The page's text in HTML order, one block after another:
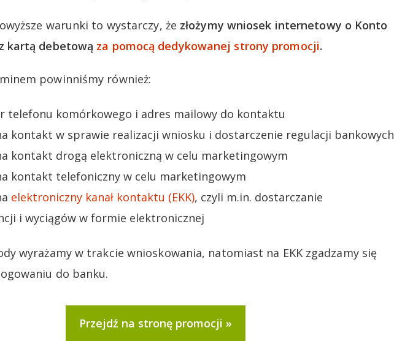
warunki to wystarczy, że złożymy wniosek internetowy o Konto
kartą debetową za pomocą dedykowanej strony promocji.
powinniśmy również:
telefonu komórkowego i adres mailowy do kontaktu
kontakt w sprawie realizacji wniosku i dostarczenie regulacji bankowych
kontakt drogą elektroniczną w celu marketingowym
kontakt telefoniczny w celu marketingowym
elektroniczny kanał kontaktu (EKK), czyli m.in. dostarczanie
i wyciągów w formie elektronicznej
wyrażamy w trakcie wnioskowania, natomiast na EKK zgadzamy się
do banku.
Przejdź na stronę promocji